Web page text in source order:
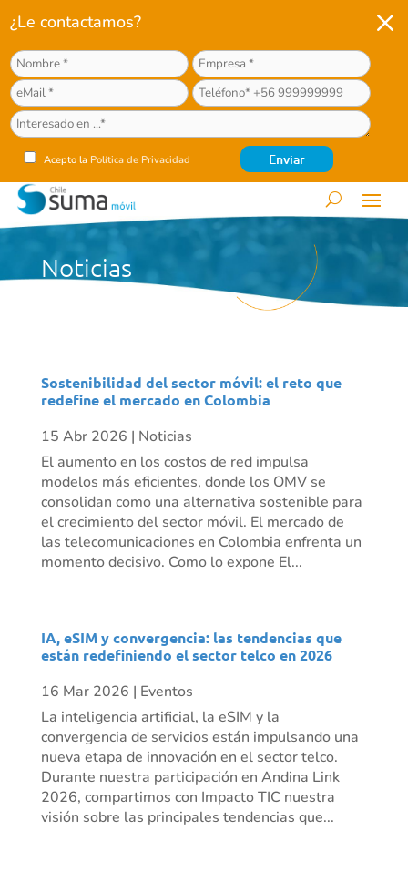
¿Le contactamos?
Acepto la Política de Privacidad
M
Noticias
Sostenibilidad del sector móvil: el reto que
redefine el mercado en Colombia
15 Abr 2026 | Noticias
El aumento en los costos de red impulsa
modelos más eficientes, donde los OMV se
consolidan como una alternativa sostenible para
el crecimiento del sector móvil. El mercado de
las telecomunicaciones en Colombia enfrenta un
momento decisivo. Como lo expone El...
IA, eSIM y convergencia: las tendencias que
están redefiniendo el sector telco en 2026
16 Mar 2026 | Eventos
La inteligencia artificial, la eSIM y la
convergencia de servicios están impulsando una
nueva etapa de innovación en el sector telco.
Durante nuestra participación en Andina Link
2026, compartimos con Impacto TIC nuestra
visión sobre las principales tendencias que...